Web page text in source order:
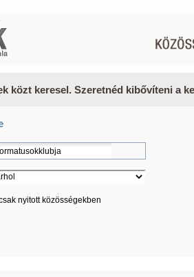
közt keresel. Szeretnéd kibővíteni a
nyitott közösségekben